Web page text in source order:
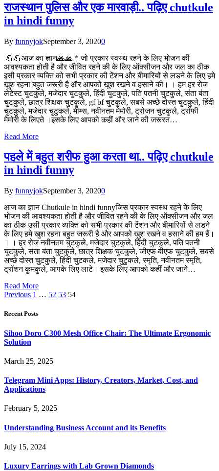
राजस्थान पुलिस और एक मारवाड़ी.. पढ़िए chutkule
in hindi funny
By funnyjokSeptember 3, 20200
💪💪आज का ज्ञान🙏🙏 * जो प्रकार स्वस्थ रहने के लिए भोजन की
आवश्यकता होती है और जीवित रहने की के लिए ऑक्सीजन और जल का ठीक
इसी प्रकार व्यक्ति को सभी प्रकार की टेंशन और बीमारियों से लडने के लिए हमे
खुश रहना बहुत जरूरी है और आपको खुश रखने व हसाने की। । हम हर रोज
लेटेस्ट चुटकुले, मजेदार चुटकुले, हिंदी चुटकुले, पति पतनी चुटकुले, संता बंता
चुटकुले, छात्र शिक्षक चुटकुले, gf bf चुटकुले, सबसे अच्छे दोस्त चुटकुले, हिंदी
चुटकुले, मजेदार चुटुकले, मीम्स, नवीनतम मेमोरी, ट्रोजन चुटकुले, ट्रॉफी
मेमोरी के लिएते ।इसके लिए आपको कहीं और जाने की जरूरत…
Read More
पहले में बहुत शरीफ हुआ करता था.. पढ़िए chutkule
in hindi funny
By funnyjokSeptember 3, 20200
आज का ज्ञान Chutkule in hindi funnyजिस प्रकार स्वस्थ रहने के लिए
भोजन की आवश्यकता होती है और जीवित रहने की के लिए ऑक्सीजन और जल
का ठीक उसी प्रकार व्यक्ति को सभी प्रकार की टेंशन और बीमारियों से लडने
के लिए हमे खुश रहना बहुत जरूरी है और आपको खुश रखने व हसाने की हम हैं।
। । हर रोज नवीनतम चुटकुले, मजेदार चुटकुले, हिंदी चुटकुले, पति पतनी
चुटकुले, संता बंता चुटकुले, छात्र शिक्षक चुटकुले, जीएफ बीएफ चुटकुले, सबसे
अच्छे दोस्त चुटकुले, हिंदी चुटकले, मजेदार चुटुकले, स्मृति, नवीनतम स्मृति,
ट्रॉशन कुमकुले, आपके लिए लाटे। इसके लिए आपको कहीं और जाने…
Read More
Previous 1 … 52 53 54
Recent Posts
Sihoo Doro C300 Mesh Office Chair: The Ultimate Ergonomic
Solution
March 25, 2025
Telegram Mini Apps: History, Creators, Market, Cost, and
Applications
February 5, 2025
Understanding Business Account and its Benefits
July 15, 2024
Luxury Earrings with Lab Grown Diamonds